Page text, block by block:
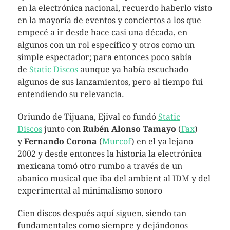
en la electrónica nacional, recuerdo haberlo visto
en la mayoría de eventos y conciertos a los que
empecé a ir desde hace casi una década, en
algunos con un rol específico y otros como un
simple espectador; para entonces poco sabía
de Static Discosaunque ya había escuchado
algunos de sus lanzamientos, pero al tiempo fui
entendiendo su relevancia.
Oriundo de Tijuana, Ejival co fundó Static
Discosjunto con Rubén Alonso Tamayo (Fax)
y Fernando Corona (Murcof) en el ya lejano
2002 y desde entonces la historia la electrónica
mexicana tomó otro rumbo a través de un
abanico musical que iba del ambient al IDM y del
experimental al minimalismo sonoro
Cien discos después aquí siguen, siendo tan
fundamentales como siempre y dejándonos